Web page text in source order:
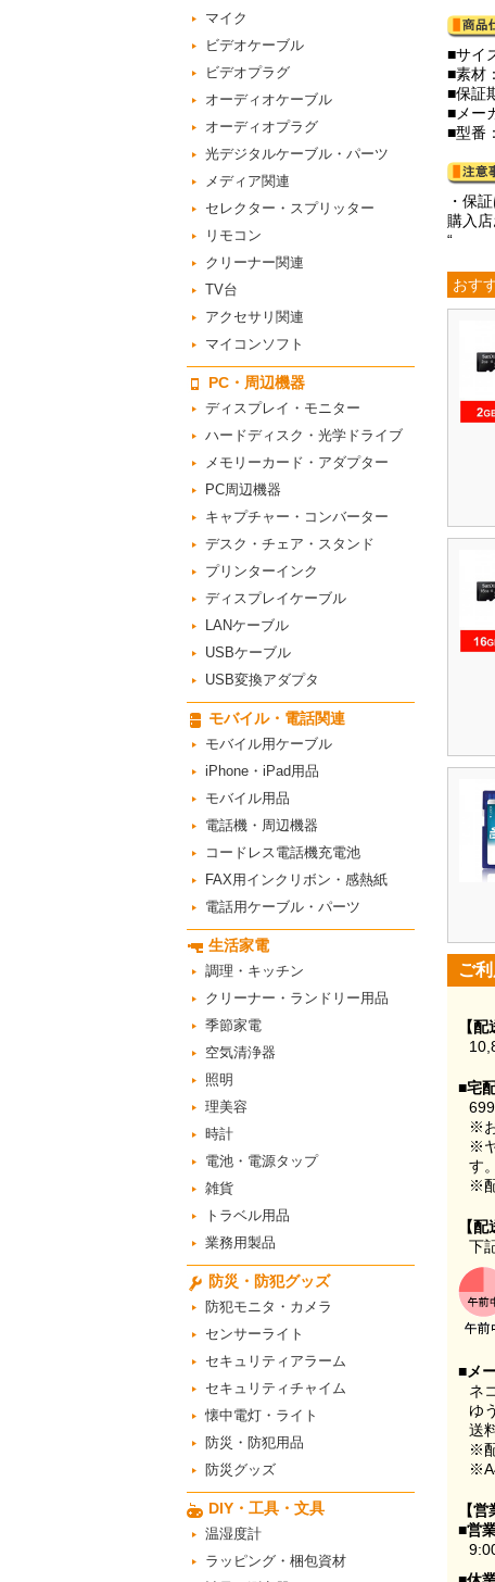
マイク
ビデオケーブル
ビデオプラグ
オーディオケーブル
オーディオプラグ
光デジタルケーブル・パーツ
メディア関連
セレクター・スプリッター
リモコン
クリーナー関連
TV台
アクセサリ関連
マイコンソフト
PC・周辺機器
ディスプレイ・モニター
ハードディスク・光学ドライブ
メモリーカード・アダプター
PC周辺機器
キャプチャー・コンバーター
デスク・チェア・スタンド
プリンターインク
ディスプレイケーブル
LANケーブル
USBケーブル
USB変換アダプタ
モバイル・電話関連
モバイル用ケーブル
iPhone・iPad用品
モバイル用品
電話機・周辺機器
コードレス電話機充電池
FAX用インクリボン・感熱紙
電話用ケーブル・パーツ
生活家電
調理・キッチン
クリーナー・ランドリー用品
季節家電
空気清浄器
照明
理美容
時計
電池・電源タップ
雑貨
トラベル用品
業務用製品
防災・防犯グッズ
防犯モニタ・カメラ
センサーライト
セキュリティアラーム
セキュリティチャイム
懐中電灯・ライト
防災・防犯用品
防災グッズ
DIY・工具・文具
温湿度計
ラッピング・梱包資材
■サイ
■素材
■保証
■メー
■型番
・保
購入
“
おす
ご
【配
■宅
※
※
す
※
【配
下
■メ
ネ
ゆ
送
※
【営
■営